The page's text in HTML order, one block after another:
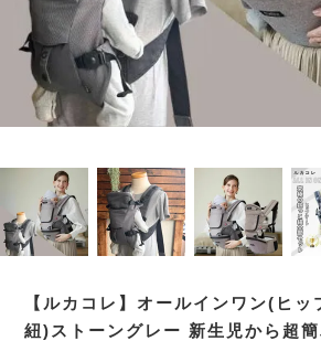
【ルカコレ】オールインワン(ヒッ
紐)ストーングレー 新生児から超